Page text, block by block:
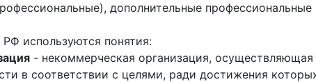
дополнительные
используются понятия:
- некоммерческая организация,
в соответствии с целями, ради достижения